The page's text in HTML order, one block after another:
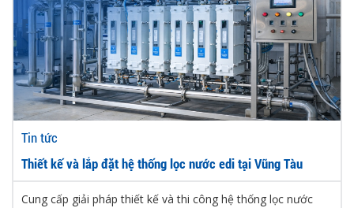
Tin tức
Thiết kế và lắp đặt hệ thống lọc nước edi tại Vũng Tàu
Cung cấp giải pháp thiết kế và thi công hệ thống lọc nước